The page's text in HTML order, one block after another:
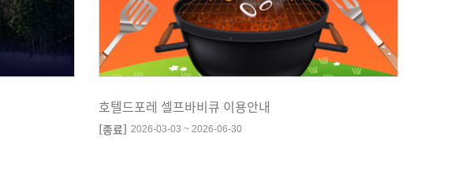
호텔드포레 셀프바비큐 이용안내
[종료] 2026-03-03 ~ 2026-06-30